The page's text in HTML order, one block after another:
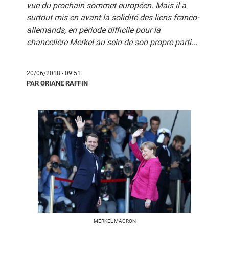
vue du prochain sommet européen. Mais il a
surtout mis en avant la solidité des liens franco-
allemands, en période difficile pour la
chancelière Merkel au sein de son propre parti...
20/06/2018 - 09:51
PAR ORIANE RAFFIN
MERKEL MACRON